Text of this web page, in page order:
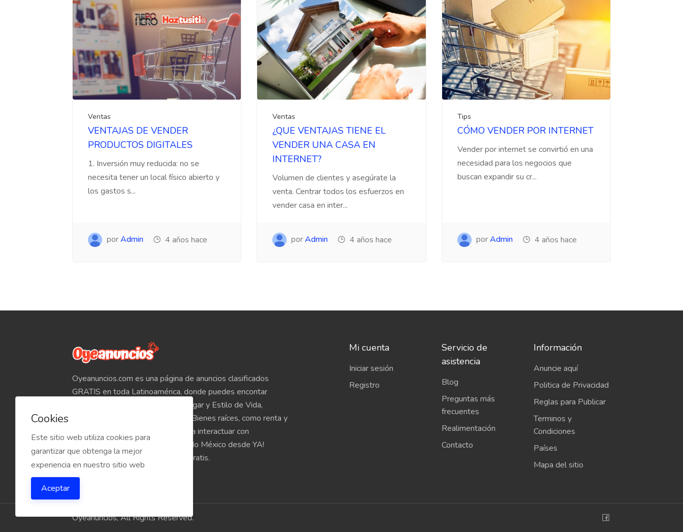
Ventas
VENTAJAS DE VENDER
PRODUCTOS DIGITALES
1. Inversión muy reducida: no se
necesita tener un local físico abierto y
los gastos s...
porAdmin 4 años hace
Ventas
¿QUE VENTAJAS TIENE EL
VENDER UNA CASA EN
INTERNET?
Volumen de clientes y asegúrate la
venta. Centrar todos los esfuerzos en
vender casa en inter...
porAdmin 4 años hace
Tips
CÓMO VENDER POR INTERNET
Vender por internet se convirtió en una
necesidad para los negocios que
buscan expandir su cr...
porAdmin 4 años hace
Oyeanuncios.com es una página de anuncios clasificados
GRATIS en toda Latinoamérica, donde puedes encontar
Empleos, Autos, Motocicletas, Hogar y Estilo de Vida,
Teléfonos, Tabletas, Electrónicos, Bienes raíces, como renta y
venta de inmuebles, etc. Empieza a interactuar con
compradores y vendedores de todo México desde YA!
Oyeanuncios.com es totalmente Gratis.
Mi cuenta
Iniciar sesión
Registro
Servicio de
asistencia
Blog
Preguntas más
frecuentes
Realimentación
Contacto
Información
Anuncie aquí
Politica de Privacidad
Reglas para Publicar
Terminos y
Condiciones
Países
Mapa del sitio
Oyeanuncios, All Rights Reserved.
Cookies
Este sitio web utiliza cookies para
garantizar que obtenga la mejor
experiencia en nuestro sitio web
Aceptar